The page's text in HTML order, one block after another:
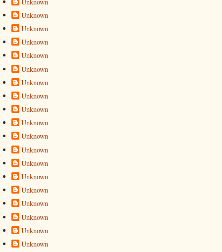
Unknown
Unknown
Unknown
Unknown
Unknown
Unknown
Unknown
Unknown
Unknown
Unknown
Unknown
Unknown
Unknown
Unknown
Unknown
Unknown
Unknown
Unknown